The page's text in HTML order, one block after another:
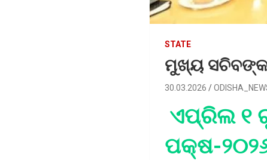
STATE
ମୁଖ୍ୟ ସଚିବଙ୍କ
30.03.2026
ଏପ୍ରିଲ ୧
ପକ୍ଷ-